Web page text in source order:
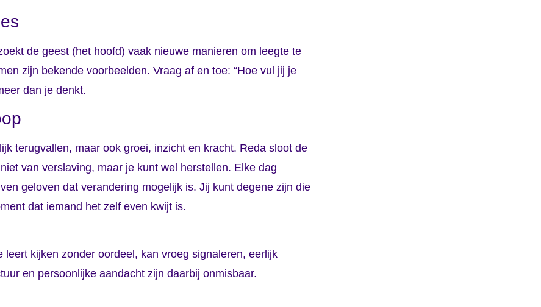
de geest (het hoofd) vaak nieuwe manieren om leegte te
zijn bekende voorbeelden. Vraag af en toe: “Hoe vul jij je
dan je denkt.
terugvallen, maar ook groei, inzicht en kracht. Reda sloot de
van verslaving, maar je kunt wel herstellen. Elke dag
geloven dat verandering mogelijk is. Jij kunt degene zijn die
dat iemand het zelf even kwijt is.
kijken zonder oordeel, kan vroeg signaleren, eerlijk
en persoonlijke aandacht zijn daarbij onmisbaar.